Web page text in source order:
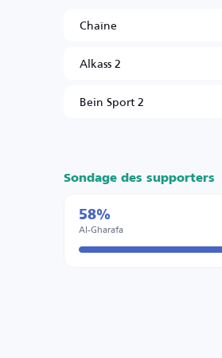
Chaîne
Alkass 2
Bein Sport 2
Sondage des supporters
58%
Al-Gharafa